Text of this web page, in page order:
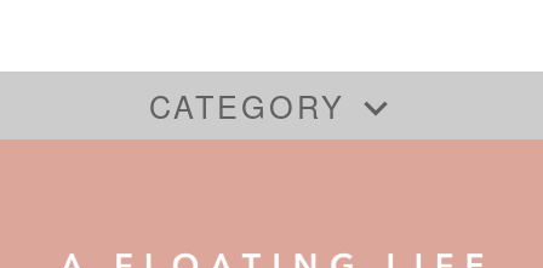
CATEGORY
全ての商品 ミニ６サイズ（システム手帳）
レポートパッド型（システム手帳不要）